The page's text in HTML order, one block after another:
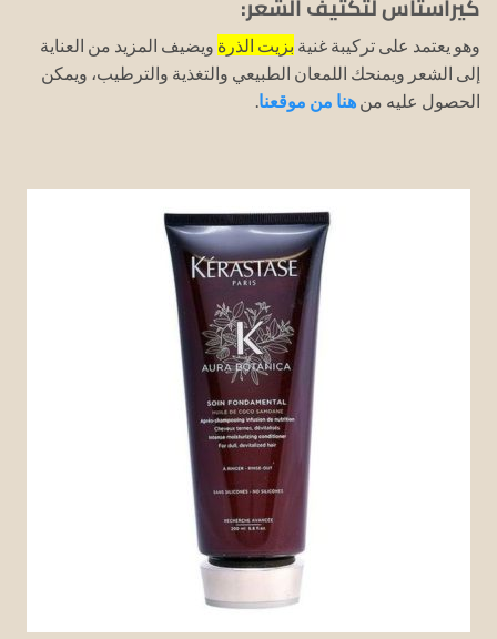
وهو يعتمد على تركيبة غنية بزيت الذرة ويضيف المزيد من العناية
إلى الشعر ويمنحك اللمعان الطبيعي والتغذية والترطيب، ويمكن
الحصول عليه من هنا من موقعنا.